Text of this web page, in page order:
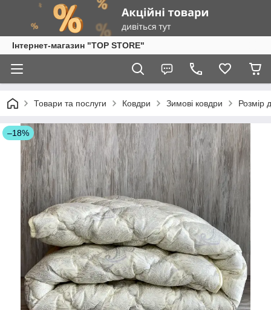
Інтернет-магазин "TOP STORE"
Товари та послуги Ковдри Зимові ковдри Розмір
–18%